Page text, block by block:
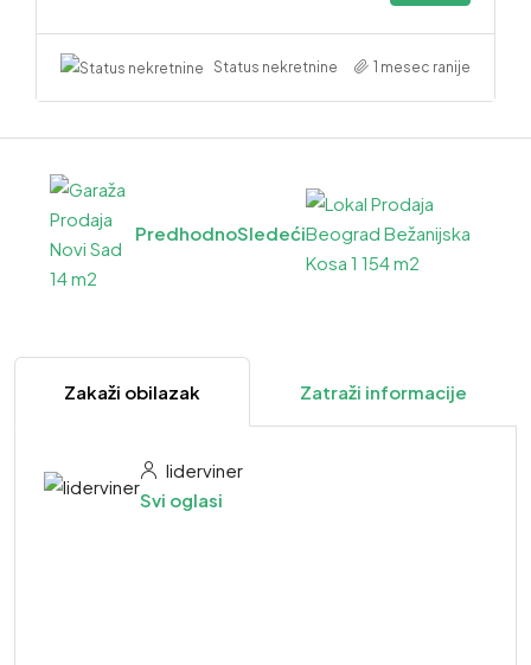
Status nekretnine 1 mesec ranije
PredhodnoSledeći
Zakaži obilazak Zatraži informacije
liderviner
Svi oglasi